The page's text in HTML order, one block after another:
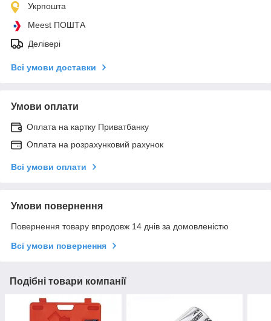
Укрпошта
Meest ПОШТА
Делівері
Всі умови доставки
Умови оплати
Оплата на картку Приватбанку
Оплата на розрахунковий рахунок
Всі умови оплати
Умови повернення
Повернення товару впродовж 14 днів за домовленістю
Всі умови повернення
Подібні товари компанії